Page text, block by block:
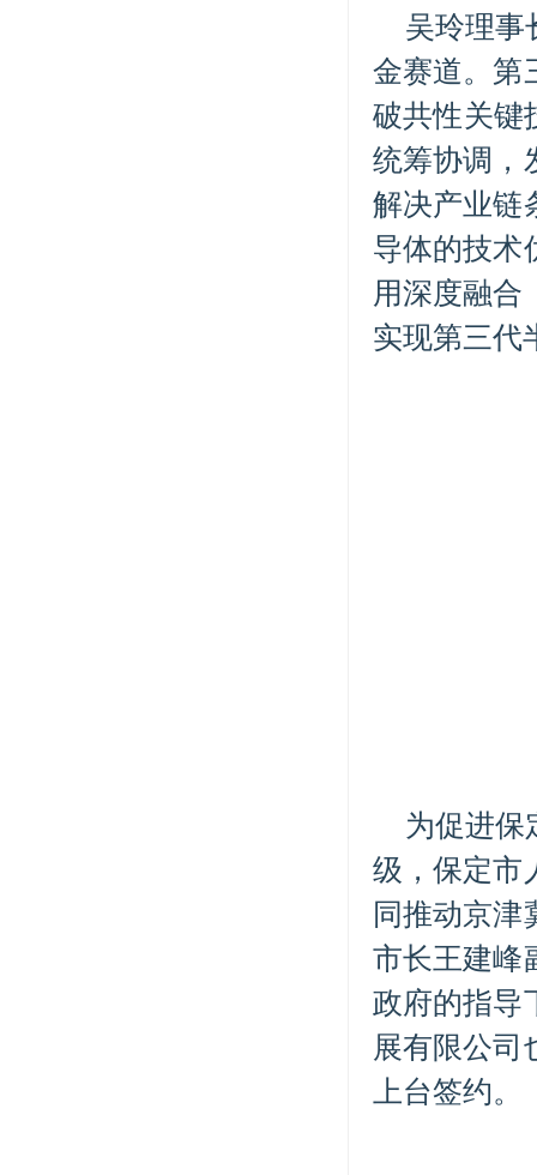
吴玲理事
金赛道。第
破共性关键
统筹协调，
解决产业链
导体的技术
用深度融合
实现第三代
为促进保
级，保定市
同推动京
市长王建峰
政府的指导
展有限公司
上台签约。